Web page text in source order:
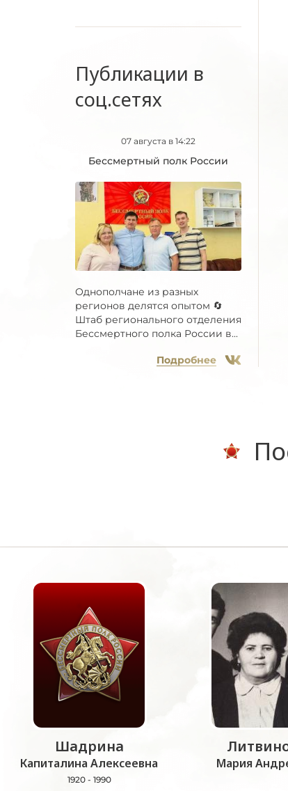
Публикации в
соц.сетях
07 августа в 14:22
Бессмертный полк России
Однополчане из разных
регионов делятся опытом 🔄
Штаб регионального отделения
Бессмертного полка России в...
Подробнее
Шадрина
Капиталина Алексеевна
1920 - 1990
Мария